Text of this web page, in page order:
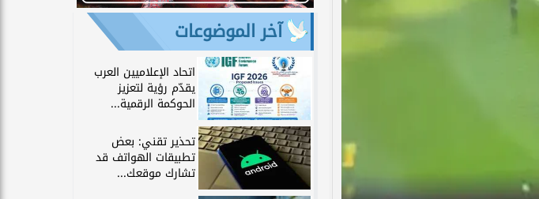
آخر الموضوعات
اتحاد الإعلاميين العرب
يقدّم رؤية لتعزيز
الحوكمة الرقمية...
تحذير تقني: بعض
تطبيقات الهواتف قد
تشارك موقعك...